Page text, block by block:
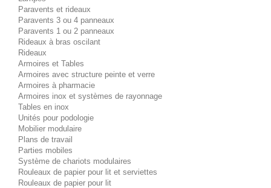
Paravents et rideaux
Paravents 3 ou 4 panneaux
Paravents 1 ou 2 panneaux
Rideaux à bras oscilant
Rideaux
Armoires et Tables
Armoires avec structure peinte et verre
Armoires à pharmacie
Armoires inox et systèmes de rayonnage
Tables en inox
Unités pour podologie
Mobilier modulaire
Plans de travail
Parties mobiles
Système de chariots modulaires
Rouleaux de papier pour lit et serviettes
Rouleaux de papier pour lit